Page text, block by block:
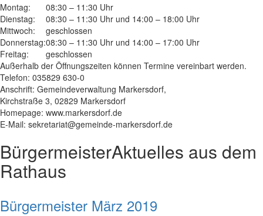
Montag:
08:30 – 11:30 Uhr
Dienstag:
08:30 – 11:30 Uhr und 14:00 – 18:00 Uhr
Mittwoch:
geschlossen
Donnerstag:08:30 – 11:30 Uhr und 14:00 – 17:00 Uhr
Freitag:
geschlossen
Außerhalb der Öffnungszeiten können Termine vereinbart werden.
Telefon: 035829 630-0
Anschrift: Gemeindeverwaltung Markersdorf,
Kirchstraße 3, 02829 Markersdorf
Homepage: www.markersdorf.de
E-Mail: sekretariat@gemeinde-markersdorf.de
BürgermeisterAktuelles aus dem
Rathaus
Bürgermeister März 2019